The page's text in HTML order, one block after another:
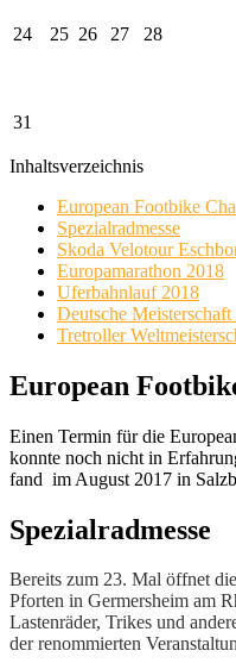
24 25 26 27 28
31
Inhaltsverzeichnis
European Footbike
Spezialradmesse
Skoda Velotour
Europamarathon 2018
Uferbahnlauf 2018
Deutsche Meisterschaft
Tretroller
European
Einen Termin für die
konnte noch nicht in
fand im August 2017 in
Spezialradmesse
Bereits zum 23. Mal öffnet
Pforten in Germersheim am
Lastenräder, Trikes und
der renommierten